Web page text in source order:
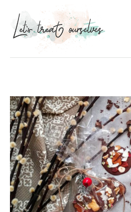
Portfolio
Services
Food photography tips
Επικοινωνία